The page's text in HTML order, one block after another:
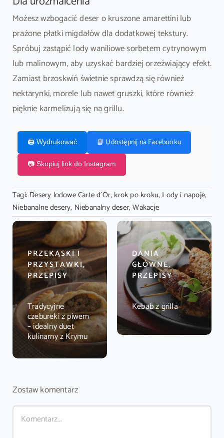
Możesz wzbogacić deser o kruszone amarettini lub
prażone płatki migdałów dla dodatkowej tekstury.
Spróbuj zastąpić lody waniliowe sorbetem cytrynowym
lub malinowym, aby uzyskać bardziej orzeźwiający efekt.
Zamiast brzoskwiń świetnie sprawdzą się również
nektarynki, morele lub nawet gruszki, które również
pięknie karmelizują się na grillu.
🖨️ Wydrukować 📘 Udostępnij na Facebooku
📷 Skopiuj link do Instagram
Tagi: Desery lodowe Carte d'Or, krok po kroku, Lody i napoje,
Niebanalne desery, Niebanalny deser,Wakacje
PRZEKĄSKI I
PRZYSTAWKI,
PRZEPISY
Tradycyjne
czebureki z piwem
– idealny duet
kulinarny z Krymu
DANIA
GŁÓWNE,
PRZEPISY
Kebab z grilla
Zostaw komentarz
Comment